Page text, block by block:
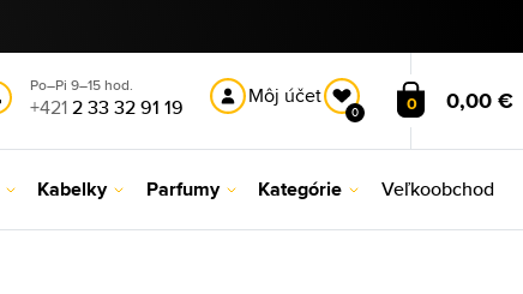
Po–Pi 9–15 hod.
+4212 33 32 91 19 Môj účet
0 0 0,00 €
Kabelky Parfumy Kategórie Veľkoobchod